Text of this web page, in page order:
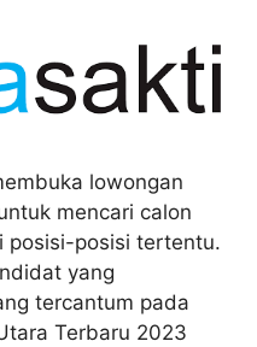
lowongan
mencari calon
posisi-posisi tertentu.
yang
tercantum pada
Terbaru 2023